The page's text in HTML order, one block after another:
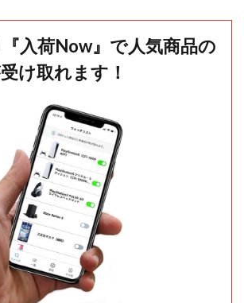
入荷Now』で人気商品の
け取れます！